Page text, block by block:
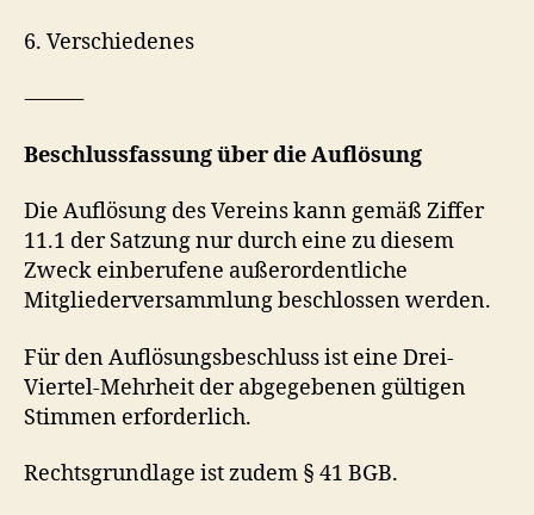
6. Verschiedenes
⸻
Beschlussfassung über die Auflösung
Die Auflösung des Vereins kann gemäß Ziffer
11.1 der Satzung nur durch eine zu diesem
Zweck einberufene außerordentliche
Mitgliederversammlung beschlossen werden.
Für den Auflösungsbeschluss ist eine Drei-
Viertel-Mehrheit der abgegebenen gültigen
Stimmen erforderlich.
Rechtsgrundlage ist zudem § 41 BGB.